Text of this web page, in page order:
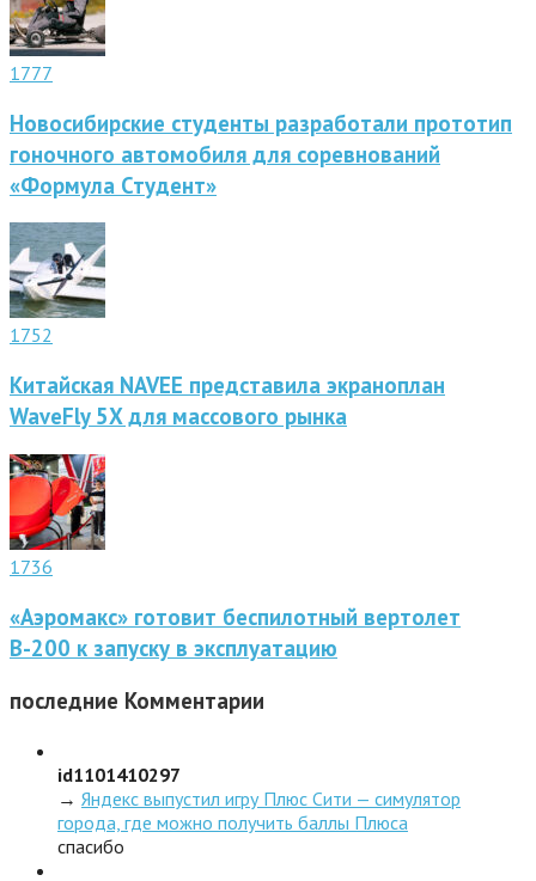
1777
Новосибирские студенты разработали прототип
гоночного автомобиля для соревнований
«Формула Студент»
1752
Китайская NAVEE представила экраноплан
WaveFly 5X для массового рынка
1736
«Аэромакс» готовит беспилотный вертолет
В-200 к запуску в эксплуатацию
последние Комментарии
id1101410297
→ Яндекс выпустил игру Плюс Сити — симулятор
города, где можно получить баллы Плюса
спасибо